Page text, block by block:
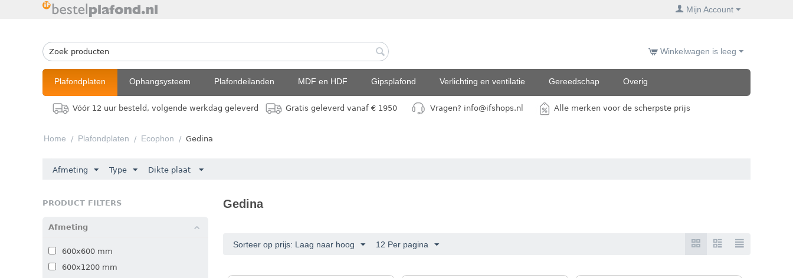
Mijn Account
Winkelwagen is leeg
Plafondplaten Ophangsysteem Plafondeilanden MDF en HDF Gipsplafond Verlichting en ventilatie Gereedschap Overig
Vóór 12 uur besteld, volgende werkdag geleverd Gratis geleverd vanaf € 1950 Vragen? info@ifshops.nl Alle merken voor de scherpste prijs
Home / Plafondplaten / Ecophon / Gedina
Afmeting Type Dikte plaat
PRODUCT FILTERS
Afmeting
600x600 mm
600x1200 mm
Gedina
Sorteer op prijs: Laag naar hoog 12 Per pagina